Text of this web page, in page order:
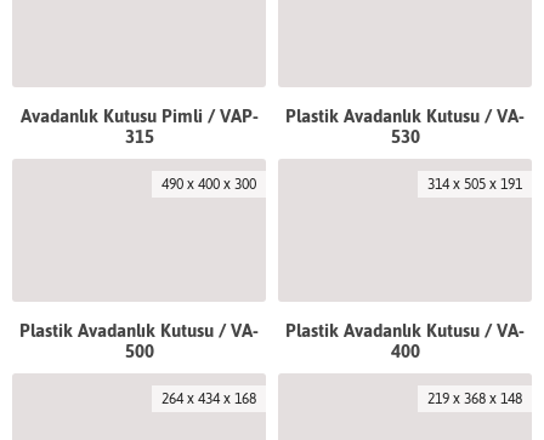
Avadanlık Kutusu Pimli / VAP-
315
Plastik Avadanlık Kutusu / VA-
530
490 x 400 x 300
Plastik Avadanlık Kutusu / VA-
500
314 x 505 x 191
Plastik Avadanlık Kutusu / VA-
400
264 x 434 x 168 219 x 368 x 148